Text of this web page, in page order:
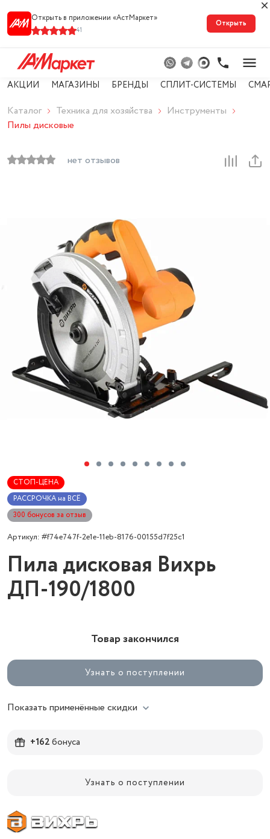
Открыть в приложении «АстМарке‪т‬»
41
Открыть
АКЦИИ МАГАЗИНЫ БРЕНДЫ СПЛИТ-СИСТЕМЫ
Каталог Техника для хозяйства
Инструменты
Пилы дисковые
нет отзывов
СТОП-ЦЕНА
РАССРОЧКА на ВСЁ
300 бонусов за отзыв
Артикул: #f74e747f-2e1e-11eb-8176-00155d7f25c1
Пила дисковая Вихрь
ДП-190/1800
Товар закончился
Узнать о поступлении
Показать применённые скидки
+162бонуса
Узнать о поступлении